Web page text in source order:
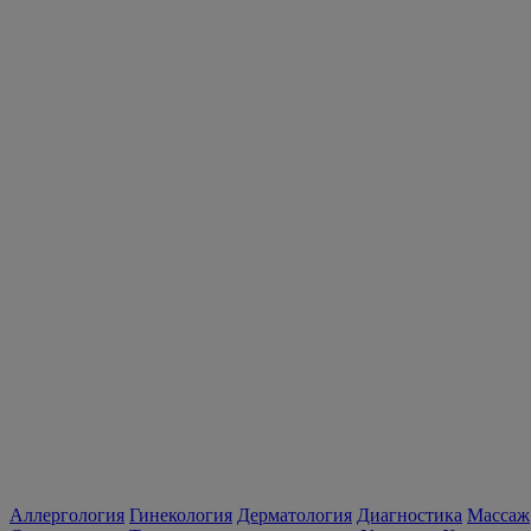
Аллергология Гинекология Дерматология Диагностика Массаж